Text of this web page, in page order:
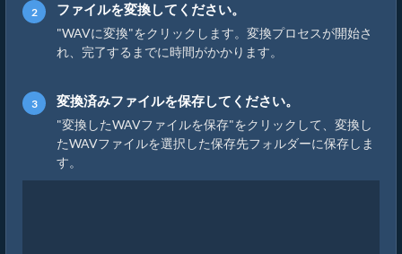
ファイルを変換してください。
"WAVに変換"をクリックします。変換プロセスが開始さ
れ、完了するまでに時間がかかります。
変換済みファイルを保存してください。
"変換したWAVファイルを保存"をクリックして、変換し
たWAVファイルを選択した保存先フォルダーに保存しま
す。